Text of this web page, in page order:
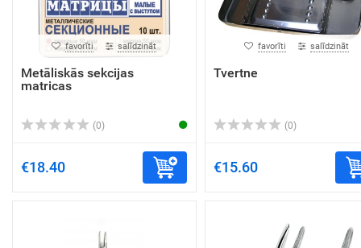
favorīti salīdzināt
Metāliskās sekcijas
matricas
(0)
€18.40
favorīti salīdzināt
Tvertne
(0)
€15.60